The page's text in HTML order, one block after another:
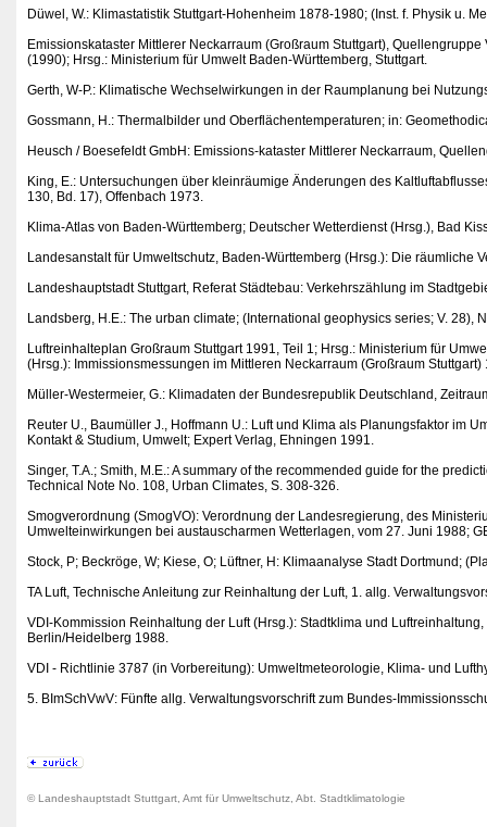
Düwel, W.: Klimastatistik Stuttgart-Hohenheim 1878-1980; (Inst. f. Physik u.
Emissionskataster Mittlerer Neckarraum (Großraum Stuttgart),
(1990); Hrsg.: Ministerium für Umwelt Baden-Württemberg, Stuttgart.
Gerth, W-P.: Klimatische Wechselwirkungen in der Raumplanung bei
Gossmann, H.: Thermalbilder und Oberflächentemperaturen; in:
Heusch / Boesefeldt GmbH: Emissions-kataster Mittlerer Neckarraum,
King, E.: Untersuchungen über kleinräumige Änderungen des
130, Bd. 17), Offenbach 1973.
Klima-Atlas von Baden-Württemberg; Deutscher Wetterdienst (Hrsg.), Bad
Landesanstalt für Umweltschutz, Baden-Württemberg (Hrsg.): Die
Landeshauptstadt Stuttgart, Referat Städtebau: Verkehrszählung im
Landsberg, H.E.: The urban climate; (International geophysics series; V. 28),
Luftreinhalteplan Großraum Stuttgart 1991, Teil 1; Hrsg.: Ministerium für
(Hrsg.): Immissionsmessungen im Mittleren Neckarraum (Großraum
Müller-Westermeier, G.: Klimadaten der Bundesrepublik Deutschland,
Reuter U., Baumüller J., Hoffmann U.: Luft und Klima als Planungsfaktor im
Kontakt & Studium, Umwelt; Expert Verlag, Ehningen 1991.
Singer, T.A.; Smith, M.E.: A summary of the recommended guide for the
Technical Note No. 108, Urban Climates, S. 308-326.
Smogverordnung (SmogVO): Verordnung der Landesregierung, des
Umwelteinwirkungen bei austauscharmen Wetterlagen, vom 27. Juni 1988;
Stock, P; Beckröge, W; Kiese, O; Lüftner, H: Klimaanalyse Stadt Dortmund;
TA Luft, Technische Anleitung zur Reinhaltung der Luft, 1. allg.
VDI-Kommission Reinhaltung der Luft (Hrsg.): Stadtklima und
Berlin/Heidelberg 1988.
VDI - Richtlinie 3787 (in Vorbereitung): Umweltmeteorologie, Klima- und
5. BImSchVwV: Fünfte allg. Verwaltungsvorschrift zum Bundes-
© Landeshauptstadt Stuttgart, Amt für Umweltschutz, Abt. Stadtklimatologie